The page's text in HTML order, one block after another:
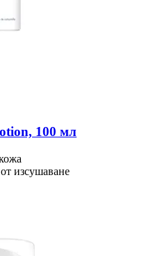
100 мл
изсушаване